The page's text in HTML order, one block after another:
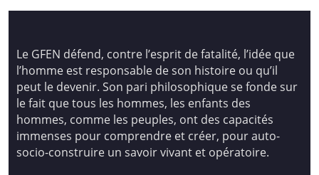
Le GFEN défend, contre l’esprit de fatalité, l’idée que
l’homme est responsable de son histoire ou qu’il
peut le devenir. Son pari philosophique se fonde sur
le fait que tous les hommes, les enfants des
hommes, comme les peuples, ont des capacités
immenses pour comprendre et créer, pour auto-
socio-construire un savoir vivant et opératoire.